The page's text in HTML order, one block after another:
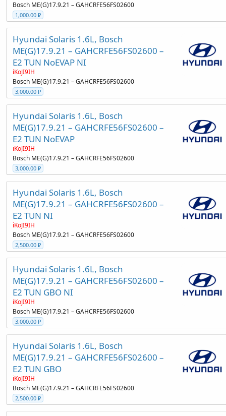
Bosch ME(G)17.9.21 – GAHCRFE56FS02600
1,000.00 ₽
Hyundai Solaris 1.6L, Bosch
ME(G)17.9.21 – GAHCRFE56FS02600 –
E2 TUN NoEVAP NI
iKoJI9IH
Bosch ME(G)17.9.21 – GAHCRFE56FS02600
3,000.00 ₽
Hyundai Solaris 1.6L, Bosch
ME(G)17.9.21 – GAHCRFE56FS02600 –
E2 TUN NoEVAP
iKoJI9IH
Bosch ME(G)17.9.21 – GAHCRFE56FS02600
3,000.00 ₽
Hyundai Solaris 1.6L, Bosch
ME(G)17.9.21 – GAHCRFE56FS02600 –
E2 TUN NI
iKoJI9IH
Bosch ME(G)17.9.21 – GAHCRFE56FS02600
2,500.00 ₽
Hyundai Solaris 1.6L, Bosch
ME(G)17.9.21 – GAHCRFE56FS02600 –
E2 TUN GBO NI
iKoJI9IH
Bosch ME(G)17.9.21 – GAHCRFE56FS02600
3,000.00 ₽
Hyundai Solaris 1.6L, Bosch
ME(G)17.9.21 – GAHCRFE56FS02600 –
E2 TUN GBO
iKoJI9IH
Bosch ME(G)17.9.21 – GAHCRFE56FS02600
2,500.00 ₽